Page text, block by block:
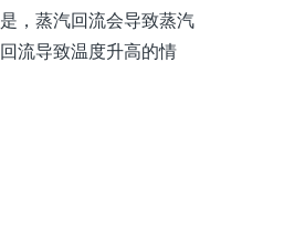
，蒸汽回流会导致蒸汽
流导致温度升高的情